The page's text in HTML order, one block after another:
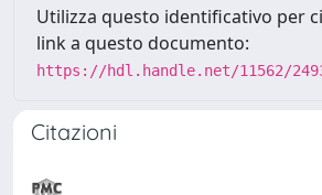
Utilizza questo identificativo per
link a questo documento:
https://hdl.handle.net/11562/
Citazioni